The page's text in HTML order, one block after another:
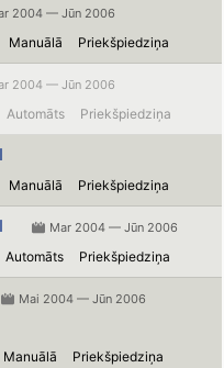
2004 — Jūn 2006
Manuālā Priekšpiedziņa
2004 — Jūn 2006
Automāts Priekšpiedziņa
Manuālā Priekšpiedziņa
Mar 2004 — Jūn 2006
Automāts Priekšpiedziņa
Mai 2004 — Jūn 2006
Manuālā Priekšpiedziņa